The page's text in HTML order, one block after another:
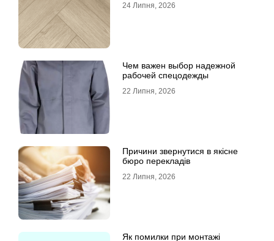
24 Липня, 2026
Чем важен выбор надежной
рабочей спецодежды
22 Липня, 2026
Причини звернутися в якісне
бюро перекладів
22 Липня, 2026
Як помилки при монтажі